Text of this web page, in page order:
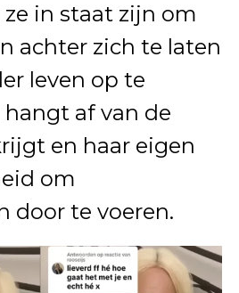
in staat zijn om
achter zich te laten
leven op te
af van de
en haar eigen
om
door te voeren.